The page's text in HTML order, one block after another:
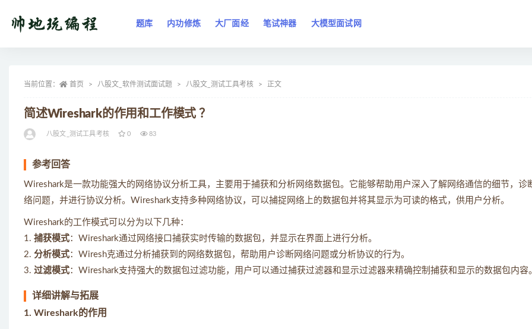
题库 内功修炼 大厂面经 笔试神器 大模型面试网
当前位置： 首页 八股文_软件测试面试题 八股文_测试工具考核 正文
简述Wireshark的作用和工作模式 ？
八股文_测试工具考核 0 83
参考回答
Wireshark是一款功能强大的网络协议分析工具，主要用于捕获和分析网络数据包。它能够帮助用户深入了解网络通信的细节，诊
络问题，并进行协议分析。Wireshark支持多种网络协议，可以捕捉网络上的数据包并将其显示为可读的格式，供用户分析。
Wireshark的工作模式可以分为以下几种：
1. 捕获模式：Wireshark通过网络接口捕获实时传输的数据包，并显示在界面上进行分析。
2. 分析模式：Wiresh克通过分析捕获到的网络数据包，帮助用户诊断网络问题或分析协议的行为。
3. 过滤模式：Wireshark支持强大的数据包过滤功能，用户可以通过捕获过滤器和显示过滤器来精确控制捕获和显示的数据包内容
详细讲解与拓展
1. Wireshark的作用